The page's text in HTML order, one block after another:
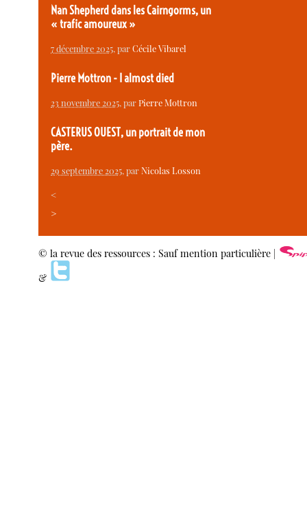
Nan Shepherd dans les Cairngorms, un
« trafic amoureux »
7 décembre 2025, parCécile Vibarel
Pierre Mottron - I almost died
23 novembre 2025, parPierre Mottron
CASTERUS OUEST, un portrait de mon
père.
29 septembre 2025, parNicolas Losson
<
>
© la revue des ressources : Sauf mention particulière |
&